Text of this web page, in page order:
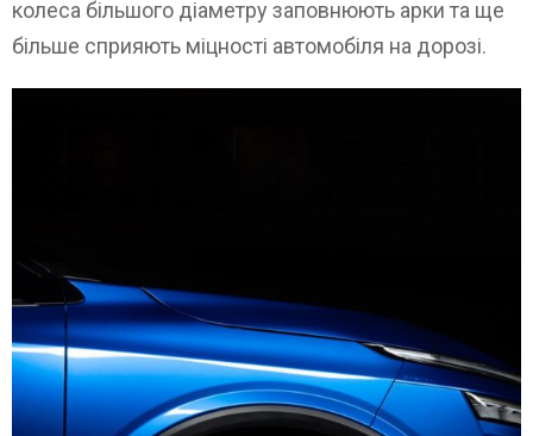
колеса більшого діаметру заповнюють арки та ще
більше сприяють міцності автомобіля на дорозі.